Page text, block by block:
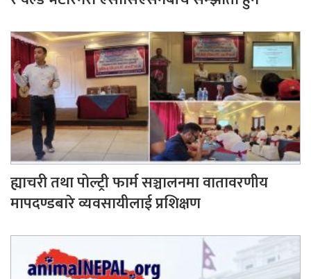
ह्याचरी तथा पोल्ट्री फार्म सञ्चालनमा वातावरणीय
मापदण्डबारे व्यवसायीलाई प्रशिक्षण